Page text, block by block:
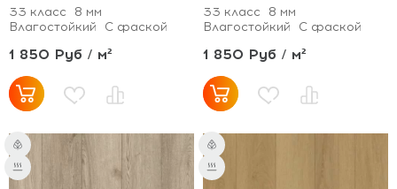
33 класс
8 мм
Влагостойкий
С фаской
1 850 Руб / м²
33 класс
8 мм
Влагостойкий
С фаской
1 850 Руб / м²